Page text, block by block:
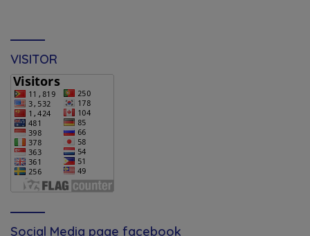
VISITOR
Social Media page facebook